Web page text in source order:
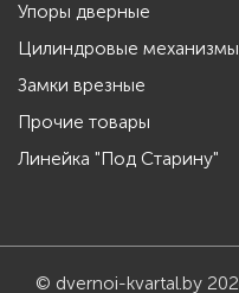
Упоры дверные
Цилиндровые механизмы
Замки врезные
Прочие товары
Линейка "Под Старину"
© dvernoi-kvartal.by